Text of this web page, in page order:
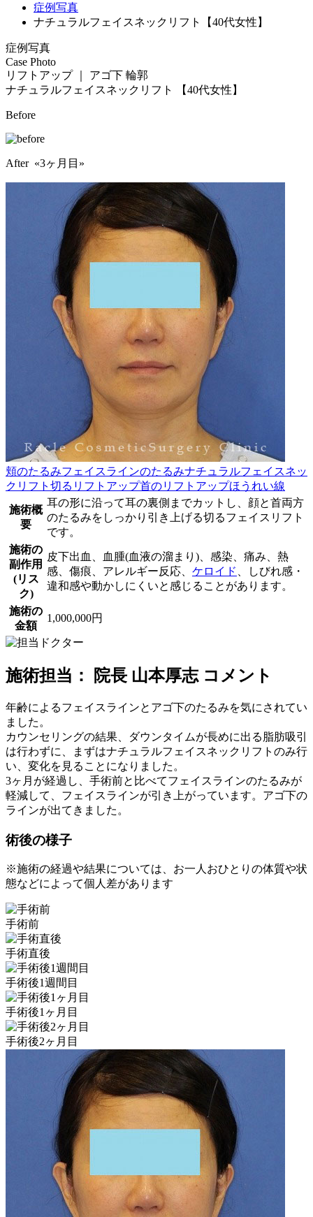
症例写真
ナチュラルフェイスネックリフト【40代女性】
症例写真
Case Photo
リフトアップ ｜ アゴ下 輪郭
ナチュラルフェイスネックリフト
【40代女性】
Before
After «3ヶ月目»
頬のたるみフェイスラインのたるみナチュラルフェイスネッ
クリフト 切るリフトアップ首のリフトアップほうれい線
施術概
要
耳の形に沿って耳の裏側までカットし、顔と首両方
のたるみをしっかり引き上げる切るフェイスリフト
です。
施術の
副作用
(リス
ク)
皮下出血、血腫(血液の溜まり)、感染、痛み、熱
感、傷痕、アレルギー反応、 ケロイド
、しびれ感・
違和感や動かしにくいと感じることがあります。
施術の
金額
1,000,000円
施術担当： 院長 山本厚志 コメント
年齢によるフェイスラインとアゴ下のたるみを気にされてい
ました。
カウンセリングの結果、ダウンタイムが長めに出る脂肪吸引
は行わずに、まずはナチュラルフェイスネックリフトのみ行
い、変化を見ることになりました。
3ヶ月が経過し、手術前と比べてフェイスラインのたるみが
軽減して、フェイスラインが引き上がっています。アゴ下の
ラインが出てきました。
術後の様子
※施術の経過や結果については、お一人おひとりの体質や状
態などによって個人差があります
手術前
手術直後
手術後1週間目
手術後1ヶ月目
手術後2ヶ月目